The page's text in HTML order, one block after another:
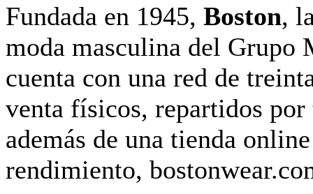
Fundada en 1945, Boston,
moda masculina del Grupo
cuenta con una red de
venta físicos, repartidos por
además de una tienda
rendimiento,